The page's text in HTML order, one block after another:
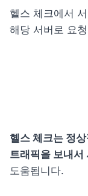
헬스 체크에서
해당 서버로 요
헬스 체크는 정
트래픽을 보내서
도움됩니다.